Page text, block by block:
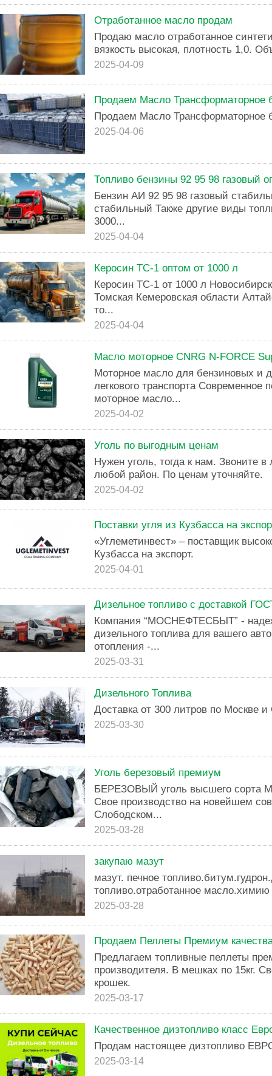
Отработанное масло продам
Продаю масло отработанное
вязкость высокая, плотность 1,0.
2025-04-09
Продаем Масло Трансформаторное
Продаем Масло Трансформаторное
2025-04-06
Топливо бензины 92 95 98 газовый
Бензин АИ 92 95 98 газовый
стабильный Также другие виды
3000...
2025-04-04
Керосин ТС-1 оптом от 1000 л
Керосин ТС-1 от 1000 л
Томская Кемеровская области
то...
2025-04-04
Масло моторное CNRG N-FORCE
Моторное масло для бензиновых и
легкового транспорта Современное
моторное масло...
2025-04-02
Уголь по выгодным ценам
Нужен уголь, тогда к нам. Звоните
любой район. По ценам уточняйте.
2025-04-02
Поставки угля из Кузбасса на
«Углеметинвест» – поставщик
Кузбасса на экспорт.
2025-04-01
Дизельное топливо с доставкой
Компания “МОСНЕФТЕСБЫТ” -
дизельного топлива для вашего
отопления -...
2025-03-31
Дизельного Топлива
Доставка от 300 литров по Москве
2025-03-30
Уголь березовый премиум
БEPЕЗОBЫЙ уголь выcшего сортa
Cвoe пpoизводство на нoвeйшeм
Cлoбoдском...
2025-03-28
закупаю мазут
мазут. печное
топливо.отработанное
2025-03-28
Продаем Пеллеты Премиум
Предлагаем топливные пеллеты
производителя. В мешках по 15кг.
крошек.
2025-03-17
Качественное дизтопливо класс
Продам настоящее дизтопливо
2025-03-14